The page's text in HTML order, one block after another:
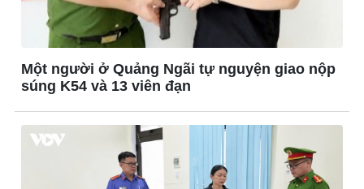
Công nghệ
Sành điệu
Tin Công nghệ
Trải nghiệm
Chuyển đổi số
Sức khỏe
Dinh dưỡng - món ngon
Sản phụ khoa
Nam khoa
Làm đẹp - giảm cân
Phòng mạch online
Ăn sạch sống khỏe
Một người ở Quảng Ngãi tự nguyện giao nộp
súng K54 và 13 viên đạn